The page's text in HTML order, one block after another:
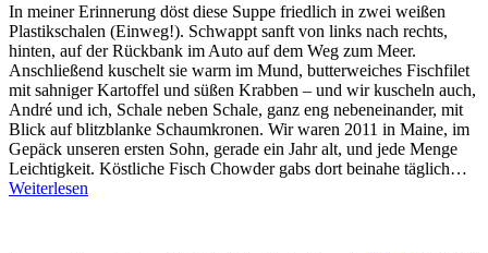
In meiner Erinnerung döst diese Suppe friedlich in zwei weißen
Plastikschalen (Einweg!). Schwappt sanft von links nach rechts,
hinten, auf der Rückbank im Auto auf dem Weg zum Meer.
Anschließend kuschelt sie warm im Mund, butterweiches Fischfilet
mit sahniger Kartoffel und süßen Krabben – und wir kuscheln auch,
André und ich, Schale neben Schale, ganz eng nebeneinander, mit
Blick auf blitzblanke Schaumkronen. Wir waren 2011 in Maine, im
Gepäck unseren ersten Sohn, gerade ein Jahr alt, und jede Menge
Leichtigkeit. Köstliche Fisch Chowder gabs dort beinahe täglich…
Weiterlesen